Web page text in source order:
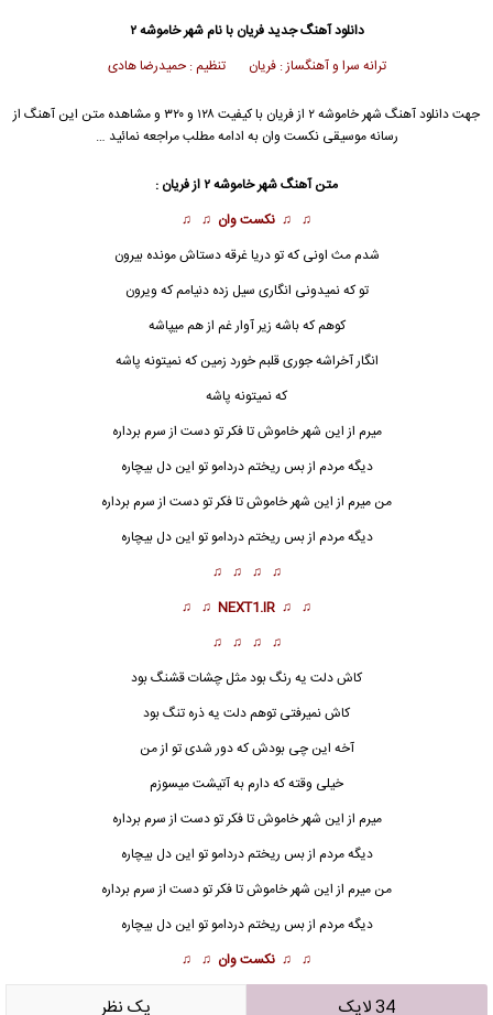
دانلود آهنگ جدیدفریان با نام شهر خاموشه ۲
ترانه سرا و آهنگساز : فریان تنظیم : حمیدرضا هادی
جهت دانلود آهنگ شهر خاموشه ۲ از فریان
با کیفیت ۱۲۸ و ۳۲۰ و مشاهده متن این آهنگ از
رسانه موسیقی نکست وان به ادامه مطلب مراجعه نمائید …
متن آهنگشهر خاموشه ۲ ازفریان :
♫ ♫ نکست وان ♫ ♫
شدم مث اونی که تو دریا غرقه دستاش مونده بیرون
تو که نمیدونی انگاری سیل زده دنیامم که ویرون
کوهم که باشه زیر آوار غم از هم میپاشه
انگار آخراشه جوری قلبم خورد زمین که نمیتونه پاشه
که نمیتونه پاشه
میرم از این شهر خاموشتا فکر تو دست از سرم برداره
دیگه مردم از بس ریختم دردامو تو این دل بیچاره
من میرم از این شهر خاموش تا فکر تو دست از سرم برداره
دیگه مردم از بس ریختم دردامو تو این دل بیچاره
♫ ♫ ♫ ♫
♫ ♫
NEXT1.IR
♫ ♫
♫ ♫ ♫ ♫
کاش دلت یه رنگ بود مثل چشات قشنگ بود
کاش نمیرفتی توهم دلت یه ذره تنگ بود
آخه این چی بودش که دور شدی تو از من
خیلی وقته که دارم به آتیشت میسوزم
میرم از این شهر خاموش تا فکر تو دست از سرم برداره
دیگه مردم از بس ریختم دردامو تو این دل بیچاره
من میرم از این شهر خاموش تا فکر تو دست از سرم برداره
دیگه مردم از بس ریختم دردامو تو این دل بیچاره
♫ ♫ نکست وان ♫ ♫
34 لایک يک نظر